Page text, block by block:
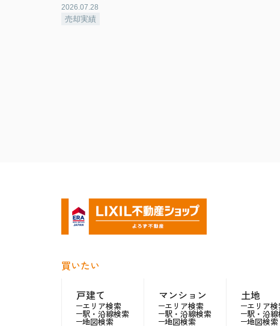
2026.07.28
売却実績
買いたい
戸建て
エリア検索
駅・沿線検索
地図検索
マンション
エリア検索
駅・沿線検索
地図検索
土地
エリア検
駅・沿
地図検索